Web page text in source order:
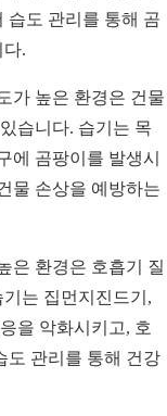
습도 관리를 통해 곰
.
가 높은 환경은 건물
습니다. 습기는 목
에 곰팡이를 발생시
물 손상을 예방하는
은 환경은 호흡기 질
는 집먼지진드기,
을 악화시키고, 호
도 관리를 통해 건강